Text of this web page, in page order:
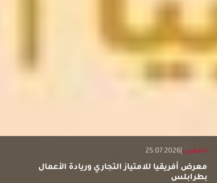
المغرب 25.07.2026
معرض أفريقيا للامتياز التجاري وريادة الأعمال
بطرابلس